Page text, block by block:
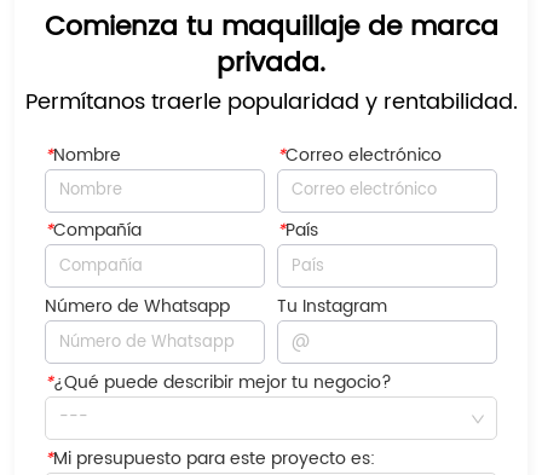
Comienza tu maquillaje de marca
privada.
Permítanos traerle popularidad y rentabilidad.
*Nombre *Correo electrónico
*Compañía *País
Número de Whatsapp Tu Instagram
*¿Qué puede describir mejor tu negocio?
---
*Mi presupuesto para este proyecto es: